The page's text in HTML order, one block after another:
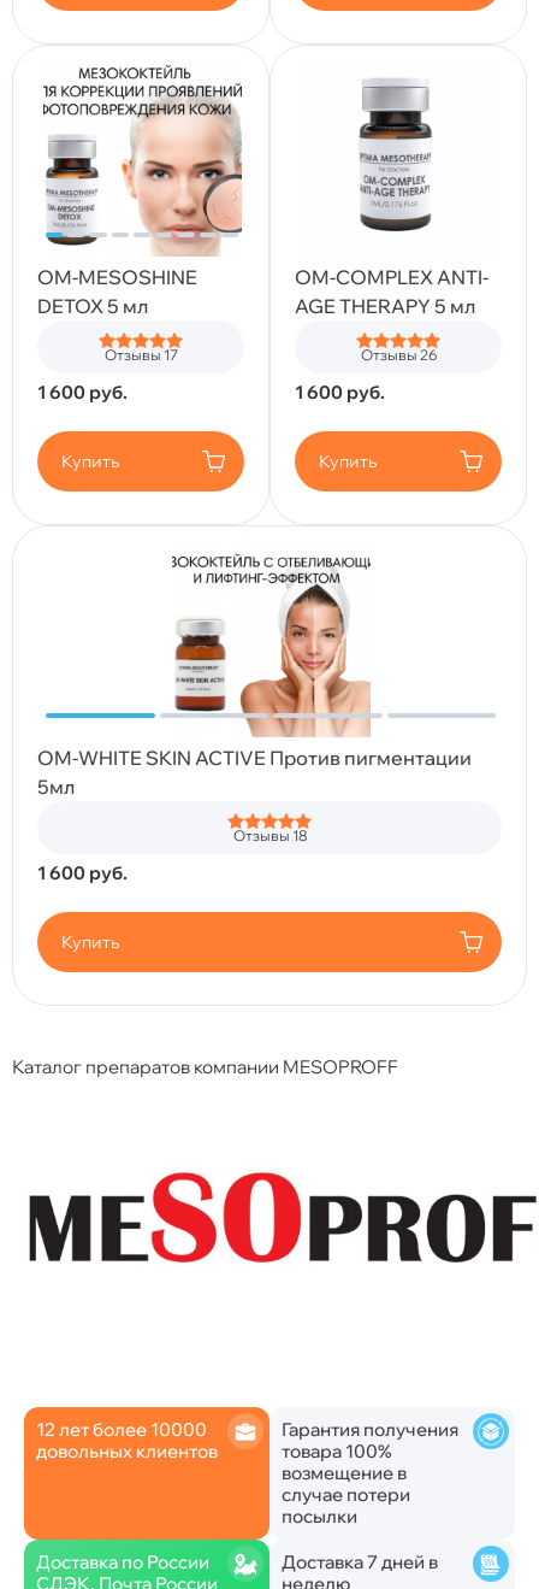
OM-MESOSHINE
DETOX 5 мл
Отзывы 17
1 600 руб.
Купить
OM-COMPLEX ANTI-
AGE THERAPY 5 мл
Отзывы 26
1 600 руб.
Купить
OM-WHITE SKIN ACTIVE Против пигментации
5мл
Отзывы 18
1 600 руб.
Купить
Каталог препаратов компании MESOPROFF
12 лет более 10000
довольных клиентов
Гарантия получения
товара 100%
возмещение в
случае потери
посылки
Доставка по России
СДЭК, Почта России
Доставка 7 дней в
неделю